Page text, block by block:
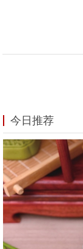
今日推荐